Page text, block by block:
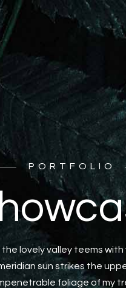
PORTFOLIO
the lovely valley teems
sun strikes the
foliage of my